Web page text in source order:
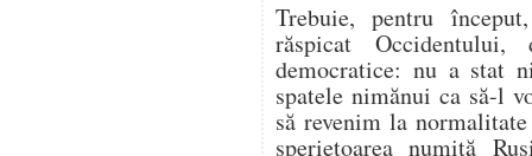
Trebuie, pentru
răspicat
democratice: nu a stat
spatele nimănui ca să-l
să revenim la
sperietoarea numită